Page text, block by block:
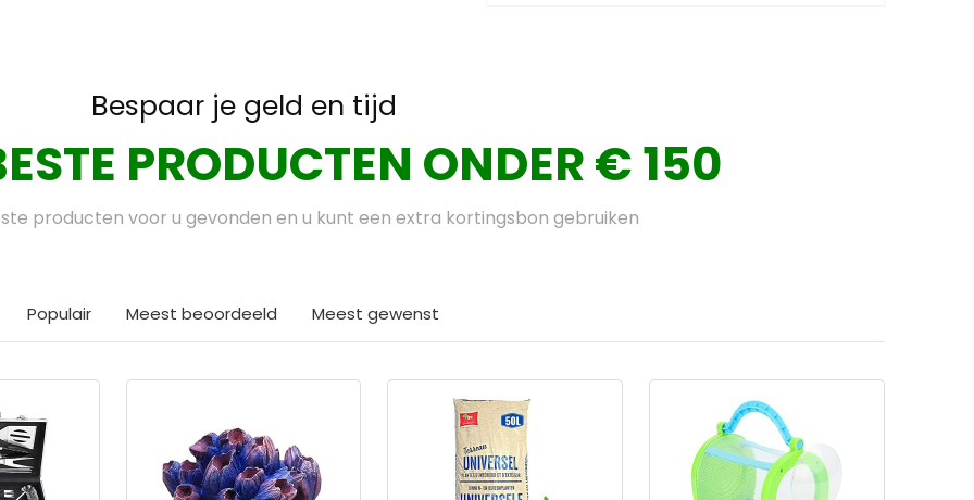
Bespaar je geld en tijd
PRODUCTEN ONDER € 150
producten voor u gevonden en u kunt een extra kortingsbon gebruiken
Populair Meest beoordeeld Meest gewenst